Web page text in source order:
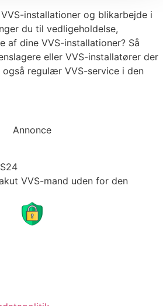
installationer og blikarbejde i
du til vedligeholdelse,
af dine VVS-installationer? Så
eller VVS-installatører der
regulær VVS-service i den
Annonce
VVS-mand uden for den